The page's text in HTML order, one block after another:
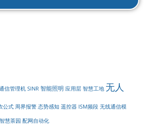
信管理机 SINR 智能照明 应用层 智慧工地 无人
公式 周界报警 态势感知 遥控器 ISM频段 无线通信模
智慧茶园 配网自动化